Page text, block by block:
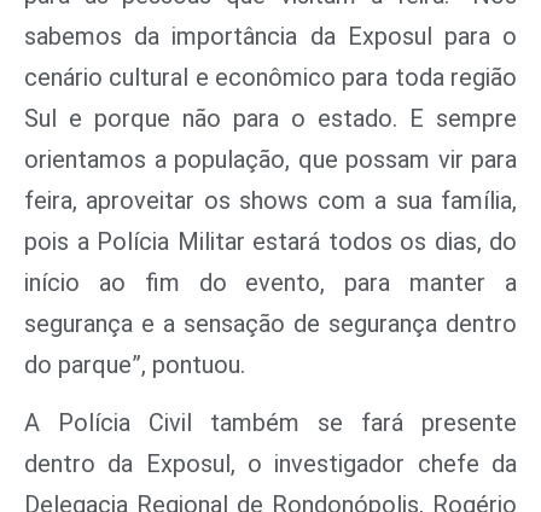
sabemos da importância da Exposul para o
cenário cultural e econômico para toda região
Sul e porque não para o estado. E sempre
orientamos a população, que possam vir para
feira, aproveitar os shows com a sua família,
pois a Polícia Militar estará todos os dias, do
início ao fim do evento, para manter a
segurança e a sensação de segurança dentro
do parque”, pontuou.
A Polícia Civil também se fará presente
dentro da Exposul, o investigador chefe da
Delegacia Regional de Rondonópolis, Rogério